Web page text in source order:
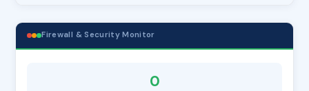
Firewall & Security Monitor
0